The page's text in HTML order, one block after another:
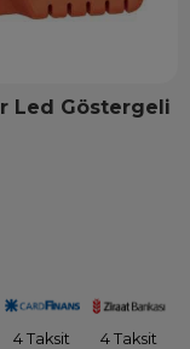
Led Göstergeli
4 Taksit 4 Taksit